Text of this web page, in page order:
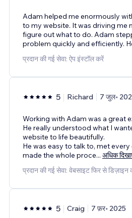
Adam helped me enormously
to my website. It was driving me
figure out what to do. Adam
problem quickly and efficiently.
प्रदान की गई सेवा: ऐप इंस्टॉल करें
5 Richard 7 जुल॰
Working with Adam was a great
He really understood what I
website to life beautifully.
He was easy to talk to, met
made the whole proce... अधिक
प्रदान की गई सेवा: वेबसाइट फिर से डिज़ाइन
5 Craig 7 फ़र॰ 2025